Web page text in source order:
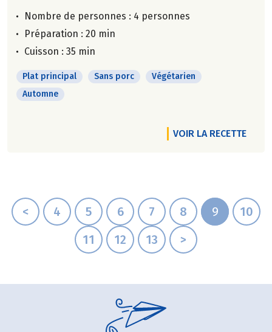
Nombre de personnes : 4 personnes
Préparation : 20 min
Cuisson : 35 min
Plat principal Sans porc
Végétarien
Automne
VOIR LA RECETTE
< 4 5 6 7 8 9
10
11
12 13 >